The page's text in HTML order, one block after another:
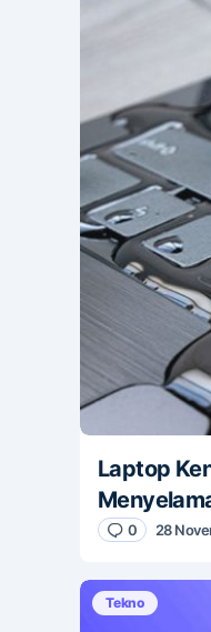
Laptop
0 28
Tekno